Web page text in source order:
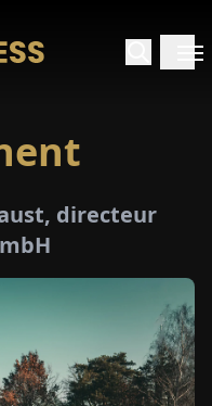
directeur